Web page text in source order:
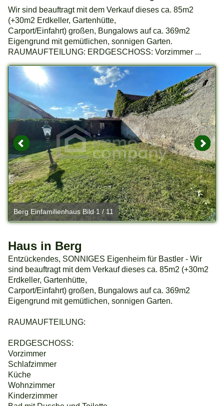
Wir sind beauftragt mit dem Verkauf dieses ca. 85m2
(+30m2 Erdkeller, Gartenhütte,
Carport/Einfahrt) großen, Bungalows auf ca. 369m2
Eigengrund mit gemütlichen, sonnigen Garten.
RAUMAUFTEILUNG: ERDGESCHOSS: Vorzimmer ...
Berg Einfamilienhaus Bild 1 / 11
Haus in Berg
Entzückendes, SONNIGES Eigenheim für Bastler - Wir
sind beauftragt mit dem Verkauf dieses ca. 85m2 (+30m2
Erdkeller, Gartenhütte,
Carport/Einfahrt) großen, Bungalows auf ca. 369m2
Eigengrund mit gemütlichen, sonnigen Garten.
RAUMAUFTEILUNG:
ERDGESCHOSS:
Vorzimmer
Schlafzimmer
Küche
Wohnzimmer
Kinderzimmer